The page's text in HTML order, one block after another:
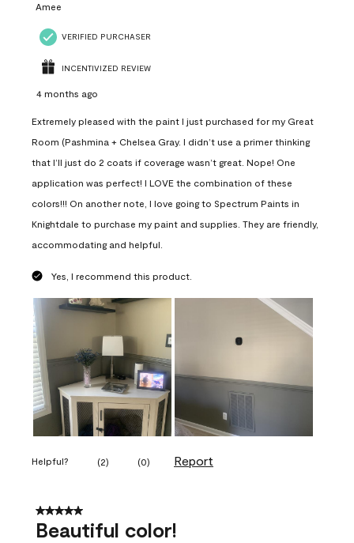
Amee
VERIFIED PURCHASER
INCENTIVIZED REVIEW
4 months ago
Extremely pleased with the paint I just purchased for my Great
Room (Pashmina + Chelsea Gray. I didn’t use a primer thinking
that I’ll just do 2 coats if coverage wasn’t great. Nope! One
application was perfect! I LOVE the combination of these
colors!!! On another note, I love going to Spectrum Paints in
Knightdale to purchase my paint and supplies. They are friendly,
accommodating and helpful.
Yes, I recommend this product.
Helpful? (2) (0) Report
5 out of 5 stars.
Beautiful color!